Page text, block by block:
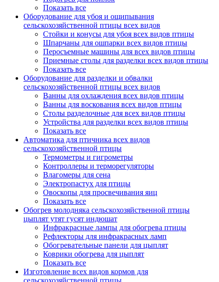
Показать все
Оборудование для убоя и ощипывания
сельскохозяйственной птицы всех видов
Стойки и конусы для убоя всех видов птицы
Шпарчаны для ошпарки всех видов птицы
Перосъемные машины для всех видов птицы
Приемные столы для разделки всех видов птицы
Показать все
Оборудование для разделки и обвалки
сельскохозяйственной птицы всех видов
Ванны для охлаждения всех видов птицы
Ванны для воскования всех видов птицы
Столы разделочные для всех видов птицы
Устройства для разделки всех видов птицы
Показать все
Автоматика для птичника всех видов
сельскохозяйственной птицы
Термометры и гигрометры
Контроллеры и терморегуляторы
Влагомеры для сена
Электропастух для птицы
Овоскопы для просвечивания яиц
Показать все
Обогрев молодняка сельскохозяйственной птицы
цыплят утят гусят индюшат
Инфракрасные лампы для обогрева птицы
Рефлекторы для инфракрасных ламп
Обогревательные панели для цыплят
Коврики обогрева для цыплят
Показать все
Изготовление всех видов кормов для